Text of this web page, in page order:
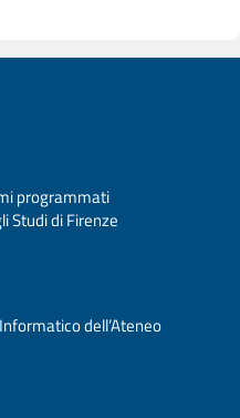
programmati
Studi di Firenze
dell’Ateneo